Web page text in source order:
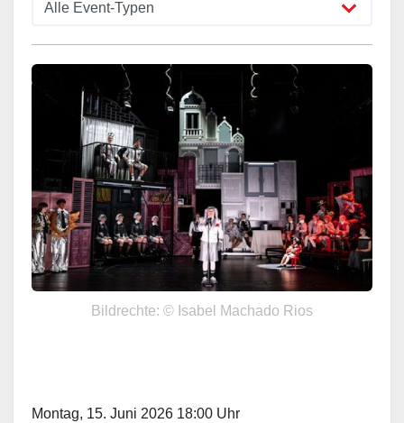
Bildrechte: © Isabel Machado Rios
Montag, 15. Juni 2026 18:00 Uhr